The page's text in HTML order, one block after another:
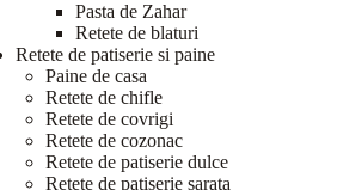
Pasta de Zahar
Retete de blaturi
Retete de patiserie si paine
Paine de casa
Retete de chifle
Retete de covrigi
Retete de cozonac
Retete de patiserie dulce
Retete de patiserie sarata